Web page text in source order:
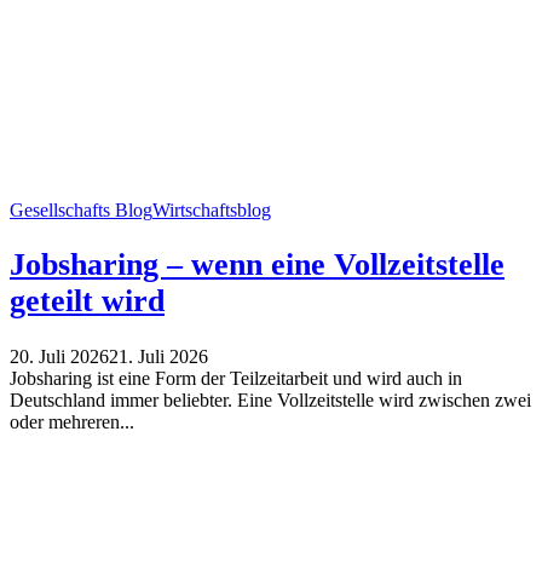
Gesellschafts BlogWirtschaftsblog
Jobsharing – wenn eine Vollzeitstelle
geteilt wird
20. Juli 202621. Juli 2026
Jobsharing ist eine Form der Teilzeitarbeit und wird auch in
Deutschland immer beliebter. Eine Vollzeitstelle wird zwischen zwei
oder mehreren...